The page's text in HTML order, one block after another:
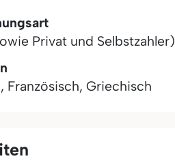
Privat und Selbstzahler)
Französisch, Griechisch